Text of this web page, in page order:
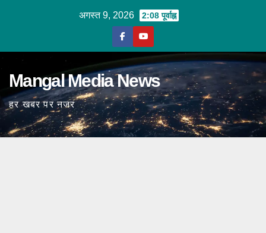
अगस्त 9, 2026 2:08 पूर्वाह्न
Mangal Media News
हर खबर पर नजर